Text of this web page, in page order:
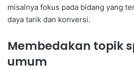
misalnya fokus pada bidang yang
daya tarik dan konversi.
Membedakan topik
umum